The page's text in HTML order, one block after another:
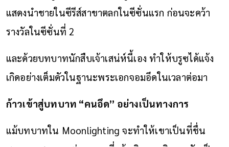
แสดงนำชายในซีรีส์สาขาตลกในซีซั่นแรก ก่อนจะคว้า
รางวัลในซีซั่นที่ 2
และด้วยบทบาทนักสืบเจ้าเสน่ห์นี้เอง ทำให้บรูซได้แจ้ง
เกิดอย่างเต็มดัวในฐานะพระเอกจอมอึดในเวลาต่อมา
ก้าวเข้าสู่บทบาท “คนอึด” อย่างเป็นทางการ
แม้บทบาทใน Moonlighting จะทำให้เขาเป็นที่ชื่น